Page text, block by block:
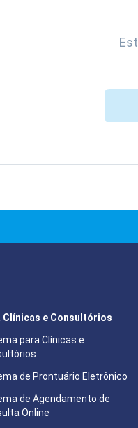
Clínicas e Consultórios
para Clínicas e
de Prontuário Eletrônico
de Agendamento de
Online